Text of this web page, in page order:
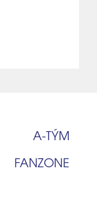
A‑TÝM
FANZONE